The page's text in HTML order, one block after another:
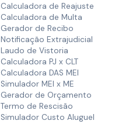
Calculadora de Reajuste
Calculadora de Multa
Gerador de Recibo
Notificação Extrajudicial
Laudo de Vistoria
Calculadora PJ x CLT
Calculadora DAS MEI
Simulador MEI x ME
Gerador de Orçamento
Termo de Rescisão
Simulador Custo Aluguel